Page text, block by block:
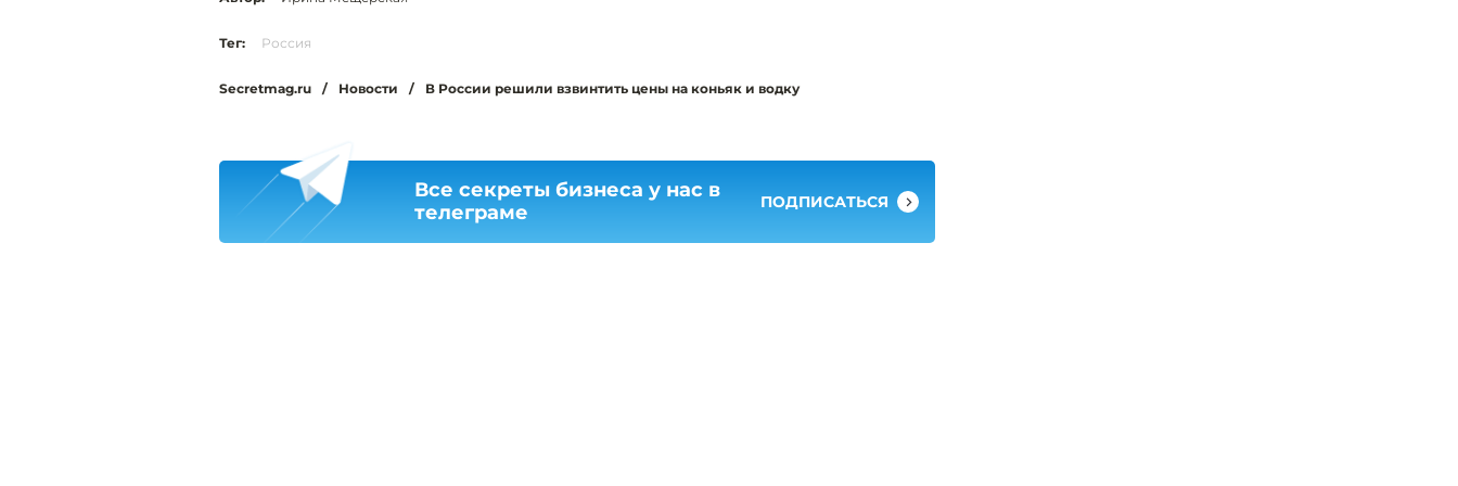
Тег: Россия
Secretmag.ru / Новости / В России решили взвинтить цены на коньяк и водку
Все секреты бизнеса у нас в
телеграме
ПОДПИСАТЬСЯ